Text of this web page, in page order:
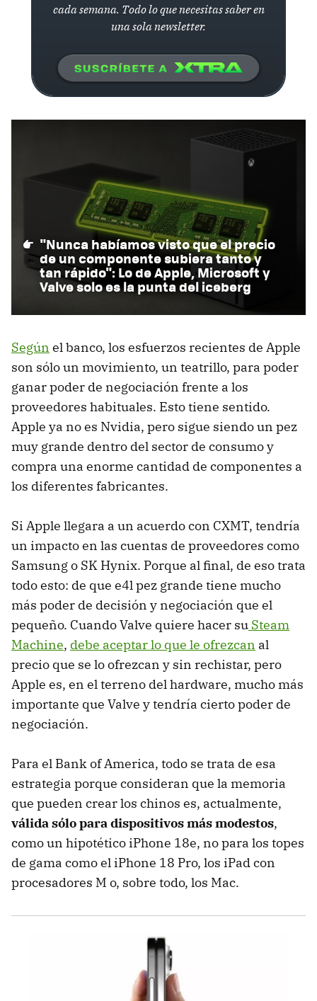
cada semana. Todo lo que necesitas saber en
una sola newsletter.
"Nunca habíamos visto que el precio
de un componente subiera tanto y
tan rápido": Lo de Apple, Microsoft y
Valve solo es la punta del iceberg
Según el banco, los esfuerzos recientes de Apple
son sólo un movimiento, un teatrillo, para poder
ganar poder de negociación frente a los
proveedores habituales. Esto tiene sentido.
Apple ya no es Nvidia, pero sigue siendo un pez
muy grande dentro del sector de consumo y
compra una enorme cantidad de componentes a
los diferentes fabricantes.
Si Apple llegara a un acuerdo con CXMT, tendría
un impacto en las cuentas de proveedores como
Samsung o SK Hynix. Porque al final, de eso trata
todo esto: de que e4l pez grande tiene mucho
más poder de decisión y negociación que el
pequeño. Cuando Valve quiere hacer su Steam
Machine, debe aceptar lo que le ofrezcan al
precio que se lo ofrezcan y sin rechistar, pero
Apple es, en el terreno del hardware, mucho más
importante que Valve y tendría cierto poder de
negociación.
Para el Bank of America, todo se trata de esa
estrategia porque consideran que la memoria
que pueden crear los chinos es, actualmente,
válida sólo para dispositivos más modestos,
como un hipotético iPhone 18e, no para los topes
de gama como el iPhone 18 Pro, los iPad con
procesadores M o, sobre todo, los Mac.